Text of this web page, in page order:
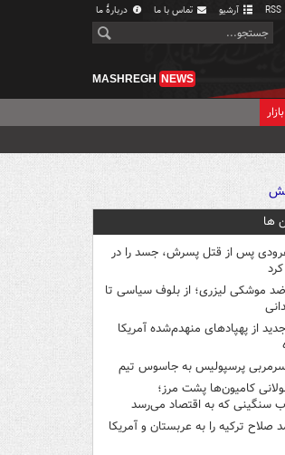
آرشیو تماس با ما دربارهٔ ما
MASHREGH NEWS
بازار
ها
پس از قتل پسرش، جسد را در
موشکی لیزری؛ از بلوف سیاسی تا
از پهپادهای منهدم‌شده آمریکا
پرسپولیس به جاسوس تیم
کامیون‌ها پشت مرز؛
سنگینی که به اقتصاد می‌رسد
صلاح ترکیه را به عربستان و آمریکا